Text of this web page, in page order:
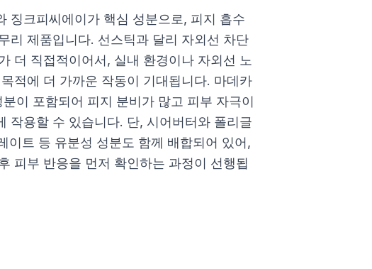
징크피씨에이가 핵심 성분으로, 피지 흡수
리 제품입니다. 선스틱과 달리 자외선 차단
더 직접적이어서, 실내 환경이나 자외선 노
적에 더 가까운 작동이 기대됩니다. 마데카
이 포함되어 피지 분비가 많고 피부 자극이
작용할 수 있습니다. 단, 시어버터와 폴리글
이트 등 유분성 성분도 함께 배합되어 있어,
피부 반응을 먼저 확인하는 과정이 선행됩